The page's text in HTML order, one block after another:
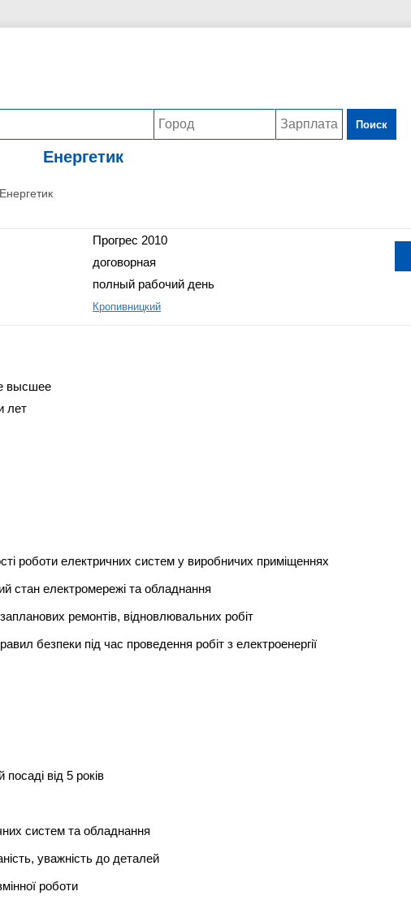
Поиск
Енергетик
Енергетик
Прогрес 2010
договорная
полный рабочий день
Кропивницкий
высшее
лет
роботи електричних систем у виробничих приміщеннях
стан електромережі та обладнання
ремонтів, відновлювальних робіт
безпеки під час проведення робіт з електроенергії
посаді від 5 років
систем та обладнання
уважність до деталей
роботи